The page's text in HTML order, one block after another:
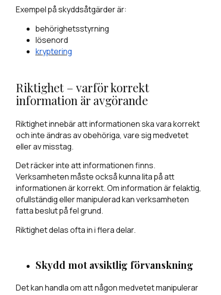
Exempel på skyddsåtgärder är:
behörighetsstyrning
lösenord
kryptering
Riktighet – varför korrekt
information är avgörande
Riktighet innebär att informationen ska vara korrekt
och inte ändras av obehöriga, vare sig medvetet
eller av misstag.
Det räcker inte att informationen finns.
Verksamheten måste också kunna lita på att
informationen är korrekt. Om information är felaktig,
ofullständig eller manipulerad kan verksamheten
fatta beslut på fel grund.
Riktighet delas ofta in i flera delar.
Skydd mot avsiktlig förvanskning
Det kan handla om att någon medvetet manipulerar